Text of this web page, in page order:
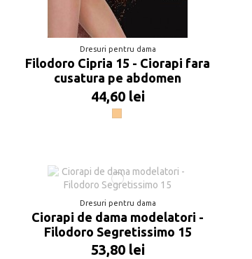
Dresuri pentru dama
Filodoro Cipria 15 - Ciorapi fara
cusatura pe abdomen
44,60 lei
Playa F
Dresuri pentru dama
Ciorapi de dama modelatori -
Filodoro Segretissimo 15
53,80 lei